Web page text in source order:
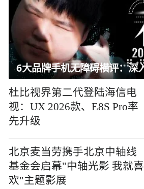
杜比视界第二代登陆海信电
视：UX 2026款、E8S Pro率
先升级
北京麦当劳携手北京中轴线
基金会启幕"中轴光影 我就喜
欢"主题影展